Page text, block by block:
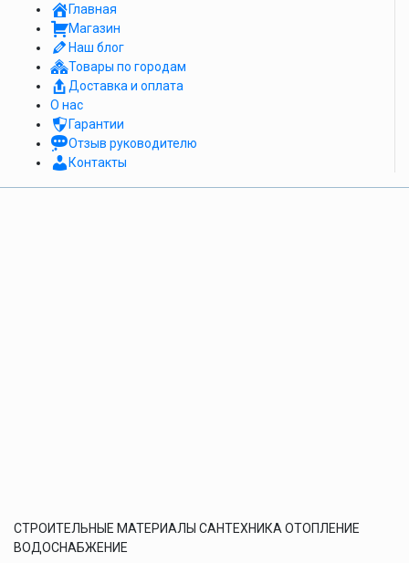
Главная
Магазин
Наш блог
Товары по городам
Доставка и оплата
О нас
Гарантии
Отзыв руководителю
Контакты
СТРОИТЕЛЬНЫЕ МАТЕРИАЛЫ САНТЕХНИКА ОТОПЛЕНИЕ
ВОДОСНАБЖЕНИЕ